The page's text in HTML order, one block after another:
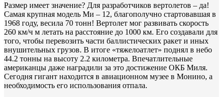
Размер имеет значение? Для разработчиков вертолетов – да!
Самая крупная модель Ми – 12, благополучно стартовавшая в
1968 году, весила 70 тонн! Вертолет мог развивать скорость
260 км/ч м летать на расстояние до 1000 км. Его создавали для
того, чтобы перевозить части баллистических ракет и иных
внушительных грузов. В итоге «тяжелоатлет» поднял в небо
44.2 тонны на высоту 2.2 километра. Впечатлительные
американцы даже наградили за это достижение ОКБ Миля.
Сегодня гигант находится в авиационном музее в Монино, а
необходимость его использования отпала.